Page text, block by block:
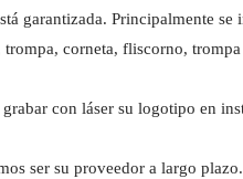
garantizada. Principalmente
corneta, fliscorno,
con láser su logotipo en
ser su proveedor a largo plazo.